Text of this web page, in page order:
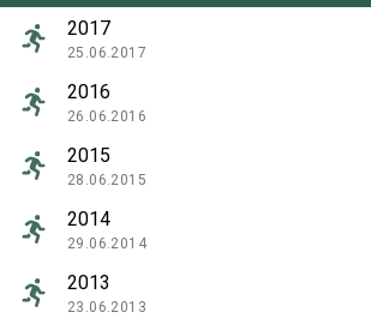
2017
25.06.2017
2016
26.06.2016
2015
28.06.2015
2014
29.06.2014
2013
23.06.2013